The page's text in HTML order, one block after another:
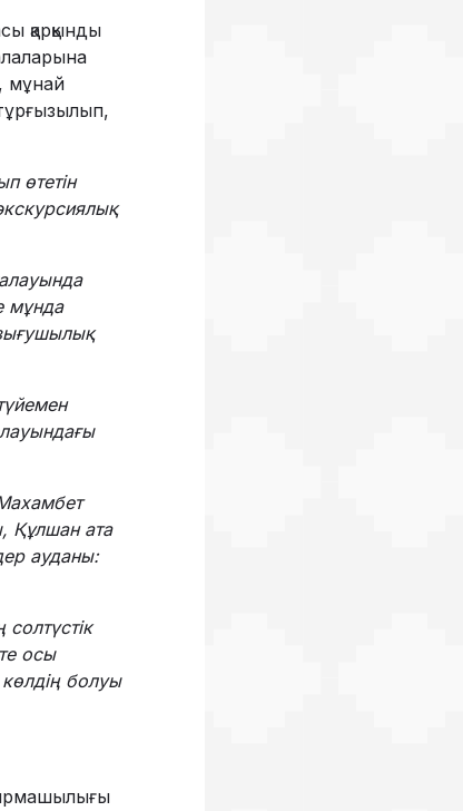
қарқынды
мұнай
өтетін
мұнда
Құлшан ата
ауданы:
осы
болуы